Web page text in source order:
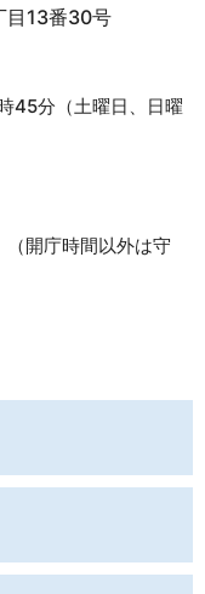
13番30号
45分（土曜日、日曜
（開庁時間以外は守